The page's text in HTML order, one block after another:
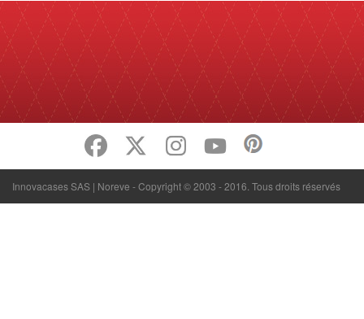
Innovacases SAS | Noreve - Copyright © 2003 - 2016. Tous droits réservés